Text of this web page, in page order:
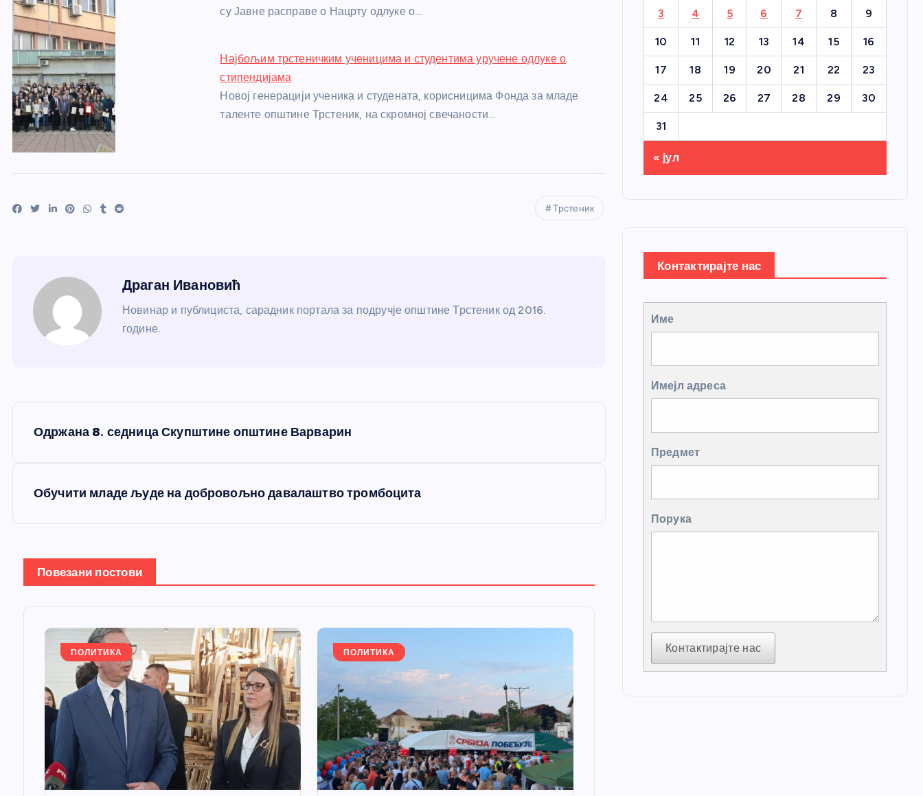
су Јавне расправе о Нацрту одлуке о…
Најбољим трстеничким ученицима и студентима уручене одлуке о
стипендијама
Новој генерацији ученика и студената, корисницима Фонда за младе
таленте општине Трстеник, на скромној свечаности…
Трстеник
Драган Ивановић
Новинар и публициста, сарадник портала за подручје општине Трстеник од 2016.
године.
Одржана 8. седница Скупштине општине Варварин
Обучити младе људе на добровољно давалаштво тромбоцита
Повезани постови
ПОЛИТИКА ПОЛИТИКА
3 4 5 6 7 8 9
10 11 12 13 14 15 16
17 18 19 20 21 22 23
24 25 26 27 28 29 30
31
« јул
Контактирајте нас
Име
Имејл адреса
Предмет
Порука
Контактирајте нас